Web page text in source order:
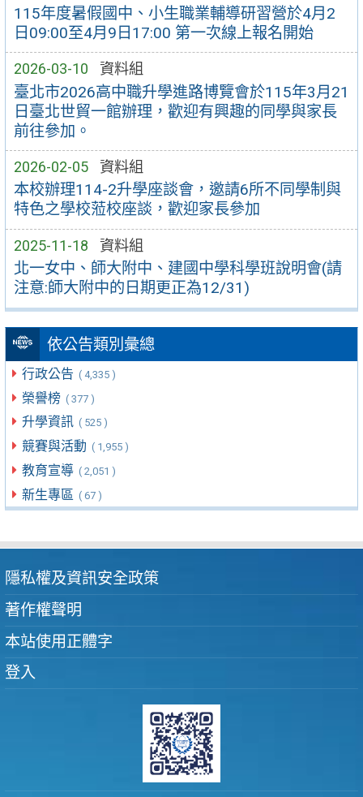
115年度暑假國中、小生職業輔導研習營於4月2
日09:00至4月9日17:00 第一次線上報名開始
2026-03-10 資料組
臺北市2026高中職升學進路博覽會於115年3月21
日臺北世貿一館辦理，歡迎有興趣的同學與家長
前往參加。
2026-02-05 資料組
本校辦理114-2升學座談會，邀請6所不同學制與
特色之學校蒞校座談，歡迎家長參加
2025-11-18 資料組
北一女中、師大附中、建國中學科學班說明會(請
注意:師大附中的日期更正為12/31)
依公告類別彙總
行政公告 ( 4,335 )
榮譽榜 ( 377 )
升學資訊 ( 525 )
競賽與活動 ( 1,955 )
教育宣導 ( 2,051 )
新生專區 ( 67 )
隱私權及資訊安全政策
著作權聲明
本站使用正體字
登入